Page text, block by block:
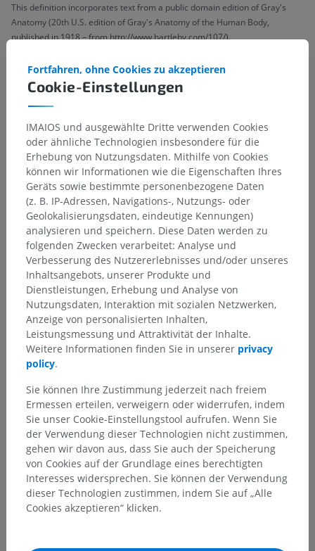
This definition incorporates text from a public domain edition of Gray's
Anatomy (20th U.S. edition of Gray's Anatomy of the Human Body,
published in 1918 – from http://www.bartleby.com/107/).
Anatomische Hierarchie
Anatomie des Menschen 1
Systematische Anatomie > Nervensystem>
Zentraler Abschnitt; Zentralnervensystem> Gehirn
Endhirn; Gehirn> Gehirnhälfte>
Septumkerne und verwandte Strukturen
Darunterliegende Strukturen:
Rückseitiger Septumkern
Seitlicher Septumkern
Medialer Septumkern
Septofimbrialer Kern
Dreieckiger Kern
Anatomie des Menschen
Übersetzungen
Cookie-Einstellungen
Fortfahren, ohne Cookies zu akzeptieren
IMAIOS und ausgewählte Dritte verwenden Cookies
oder ähnliche Technologien insbesondere für die
Erhebung von Nutzungsdaten. Mithilfe von Cookies
können wir Informationen wie die Eigenschaften Ihres
Geräts sowie bestimmte personenbezogene Daten
(z. B. IP-Adressen, Navigations-, Nutzungs- oder
Geolokalisierungsdaten, eindeutige Kennungen)
analysieren und speichern. Diese Daten werden zu
folgenden Zwecken verarbeitet: Analyse und
Verbesserung des Nutzererlebnisses und/oder unseres
Inhaltsangebots, unserer Produkte und
Dienstleistungen, Erhebung und Analyse von
Nutzungsdaten, Interaktion mit sozialen Netzwerken,
Anzeige von personalisierten Inhalten,
Leistungsmessung und Attraktivität der Inhalte.
Weitere Informationen finden Sie in unserer privacy
policy.
Sie können Ihre Zustimmung jederzeit nach freiem
Ermessen erteilen, verweigern oder widerrufen, indem
Sie unser Cookie-Einstellungstool aufrufen. Wenn Sie
der Verwendung dieser Technologien nicht zustimmen,
gehen wir davon aus, dass Sie auch der Speicherung
von Cookies auf der Grundlage eines berechtigten
Interesses widersprechen. Sie können der Verwendung
dieser Technologien zustimmen, indem Sie auf „Alle
Cookies akzeptieren“ klicken.